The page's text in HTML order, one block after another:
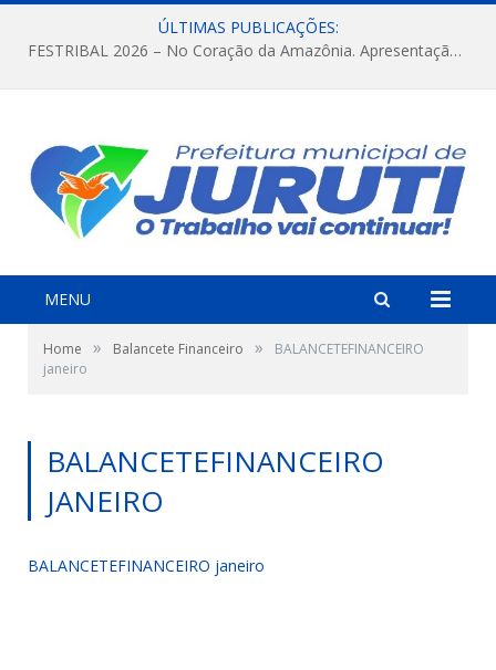
ÚLTIMAS PUBLICAÇÕES:
FESTRIBAL 2026 – No Coração da Amazônia. Apresentação da Munduruku.
MENU
Home » Balancete Financeiro »
BALANCETEFINANCEIRO
janeiro
BALANCETEFINANCEIRO
JANEIRO
BALANCETEFINANCEIRO janeiro